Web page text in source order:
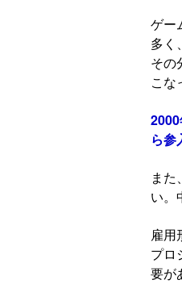
ゲー
多く
その
こな
ら参
ま
い。
雇用
プロ
要が